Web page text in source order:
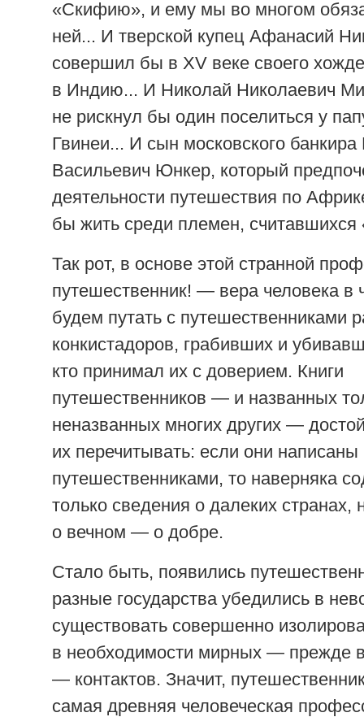
«Скифию», и ему мы во многом
ней... И тверской купец Афанасий
совершил бы в XV веке своего
в Индию... И Николай Николаевич
не рискнул бы один поселиться у
Гвинеи... И сын московского
Васильевич Юнкер, который
деятельности путешествия по
бы жить среди племен,
Так рот, в основе этой странной
путешественник! — вера человека в
будем путать с путешественниками
конкистадоров, грабивших и
кто принимал их с доверием. Книги
путешественников — и названных
неназванных многих других —
их перечитывать: если они
путешественниками, то наверняка
только сведения о далеких странах,
о вечном — о добре.
Стало быть, появились
разные государства убедились в
существовать совершенно
в необходимости мирных — прежде
— контактов. Значит,
самая древняя человеческая